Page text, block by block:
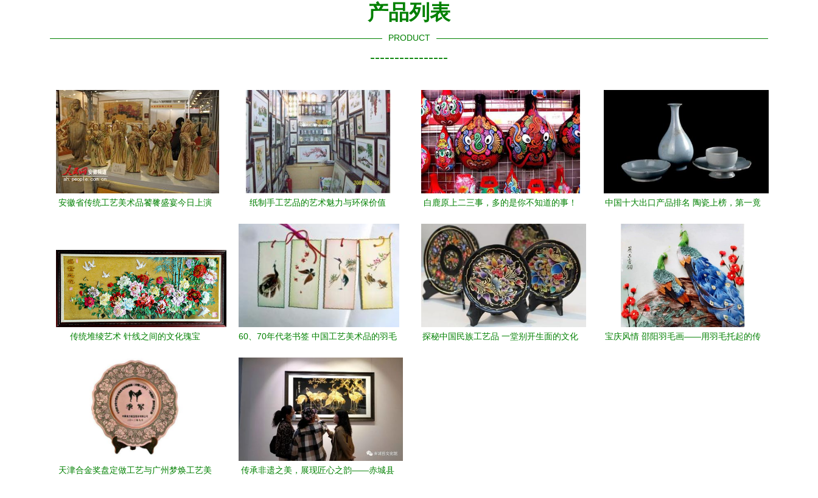
产品列表
PRODUCT
----------------
安徽省传统工艺美术品饕餮盛宴今日上演 纸制手工艺品的艺术魅力与环保价值
白鹿原上二三事，多的是你不知道的事！
中国十大出口产品排名 陶瓷上榜，第一竟
传统堆绫艺术 针线之间的文化瑰宝
60、70年代老书签 中国工艺美术品的羽毛
探秘中国民族工艺品 一堂别开生面的文化
宝庆风情 邵阳羽毛画——用羽毛托起的传
天津合金奖盘定做工艺与广州梦焕工艺美
传承非遗之美，展现匠心之韵——赤城县